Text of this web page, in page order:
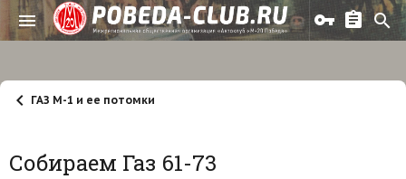
ГАЗ М-1 и ее потомки
Собираем Газ 61-73